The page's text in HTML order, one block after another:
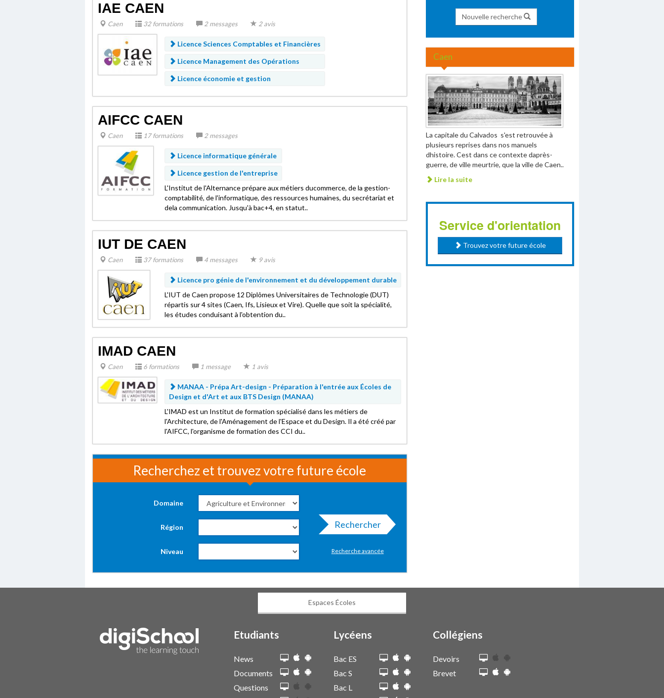
IAE CAEN
Caen 32 formations 2 messages 2 avis
Licence Sciences Comptables et Financières
Licence Management des Opérations
Licence économie et gestion
AIFCC CAEN
Caen 17 formations 2 messages
Licence informatique générale
Licence gestion de l'entreprise
L'Institut de l'Alternance prépare aux métiers ducommerce, de la gestion-
comptabilité, de l'informatique, des ressources humaines, du secrétariat et
dela communication. Jusqu'à bac+4, en statut..
IUT DE CAEN
Caen 37 formations 4 messages 9 avis
Licence pro génie de l'environnement et du développement durable
L'IUT de Caen propose 12 Diplômes Universitaires de Technologie (DUT)
répartis sur 4 sites (Caen, Ifs, Lisieux et Vire). Quelle que soit la spécialité,
les études conduisant à l'obtention du..
IMAD CAEN
Caen 6 formations 1 message 1 avis
MANAA - Prépa Art-design - Préparation à l'entrée aux Écoles de
Design et d'Art et aux BTS Design (MANAA)
L'IMAD est un Institut de formation spécialisé dans les métiers de
l'Architecture, de l'Aménagement de l'Espace et du Design. Il a été créé par
l'AIFCC, l'organisme de formation des CCI du..
Recherchez et trouvez votre future école
Domaine
Région
Niveau
Rechercher
Recherche avancée
Nouvelle recherche
Caen
La capitale du Calvados s'est retrouvée à
plusieurs reprises dans nos manuels
dhistoire. Cest dans ce contexte daprès-
guerre, de ville meurtrie, que la ville de Caen..
Lire la suite
Service d'orientation
Trouvez votre future école
Espaces Écoles
Etudiants
News
Documents
Questions
Lycéens
Bac ES
Bac S
Bac L
Collégiens
Devoirs
Brevet